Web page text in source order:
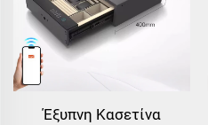
Έξυπνη Κασετίνα